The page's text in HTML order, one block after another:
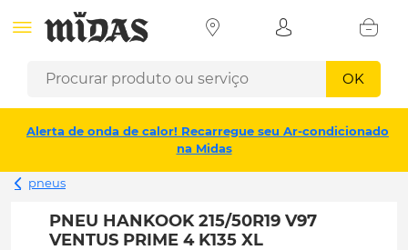
OK
Alerta de onda de calor! Recarregue seu Ar-condicionado
na Midas
pneus
PNEU HANKOOK 215/50R19 V97
VENTUS PRIME 4 K135 XL